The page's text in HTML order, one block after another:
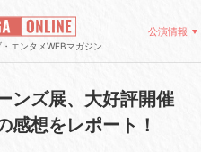
エンタメWEBマガジン
公演情報
ンズ展、大好評開催
感想をレポート！